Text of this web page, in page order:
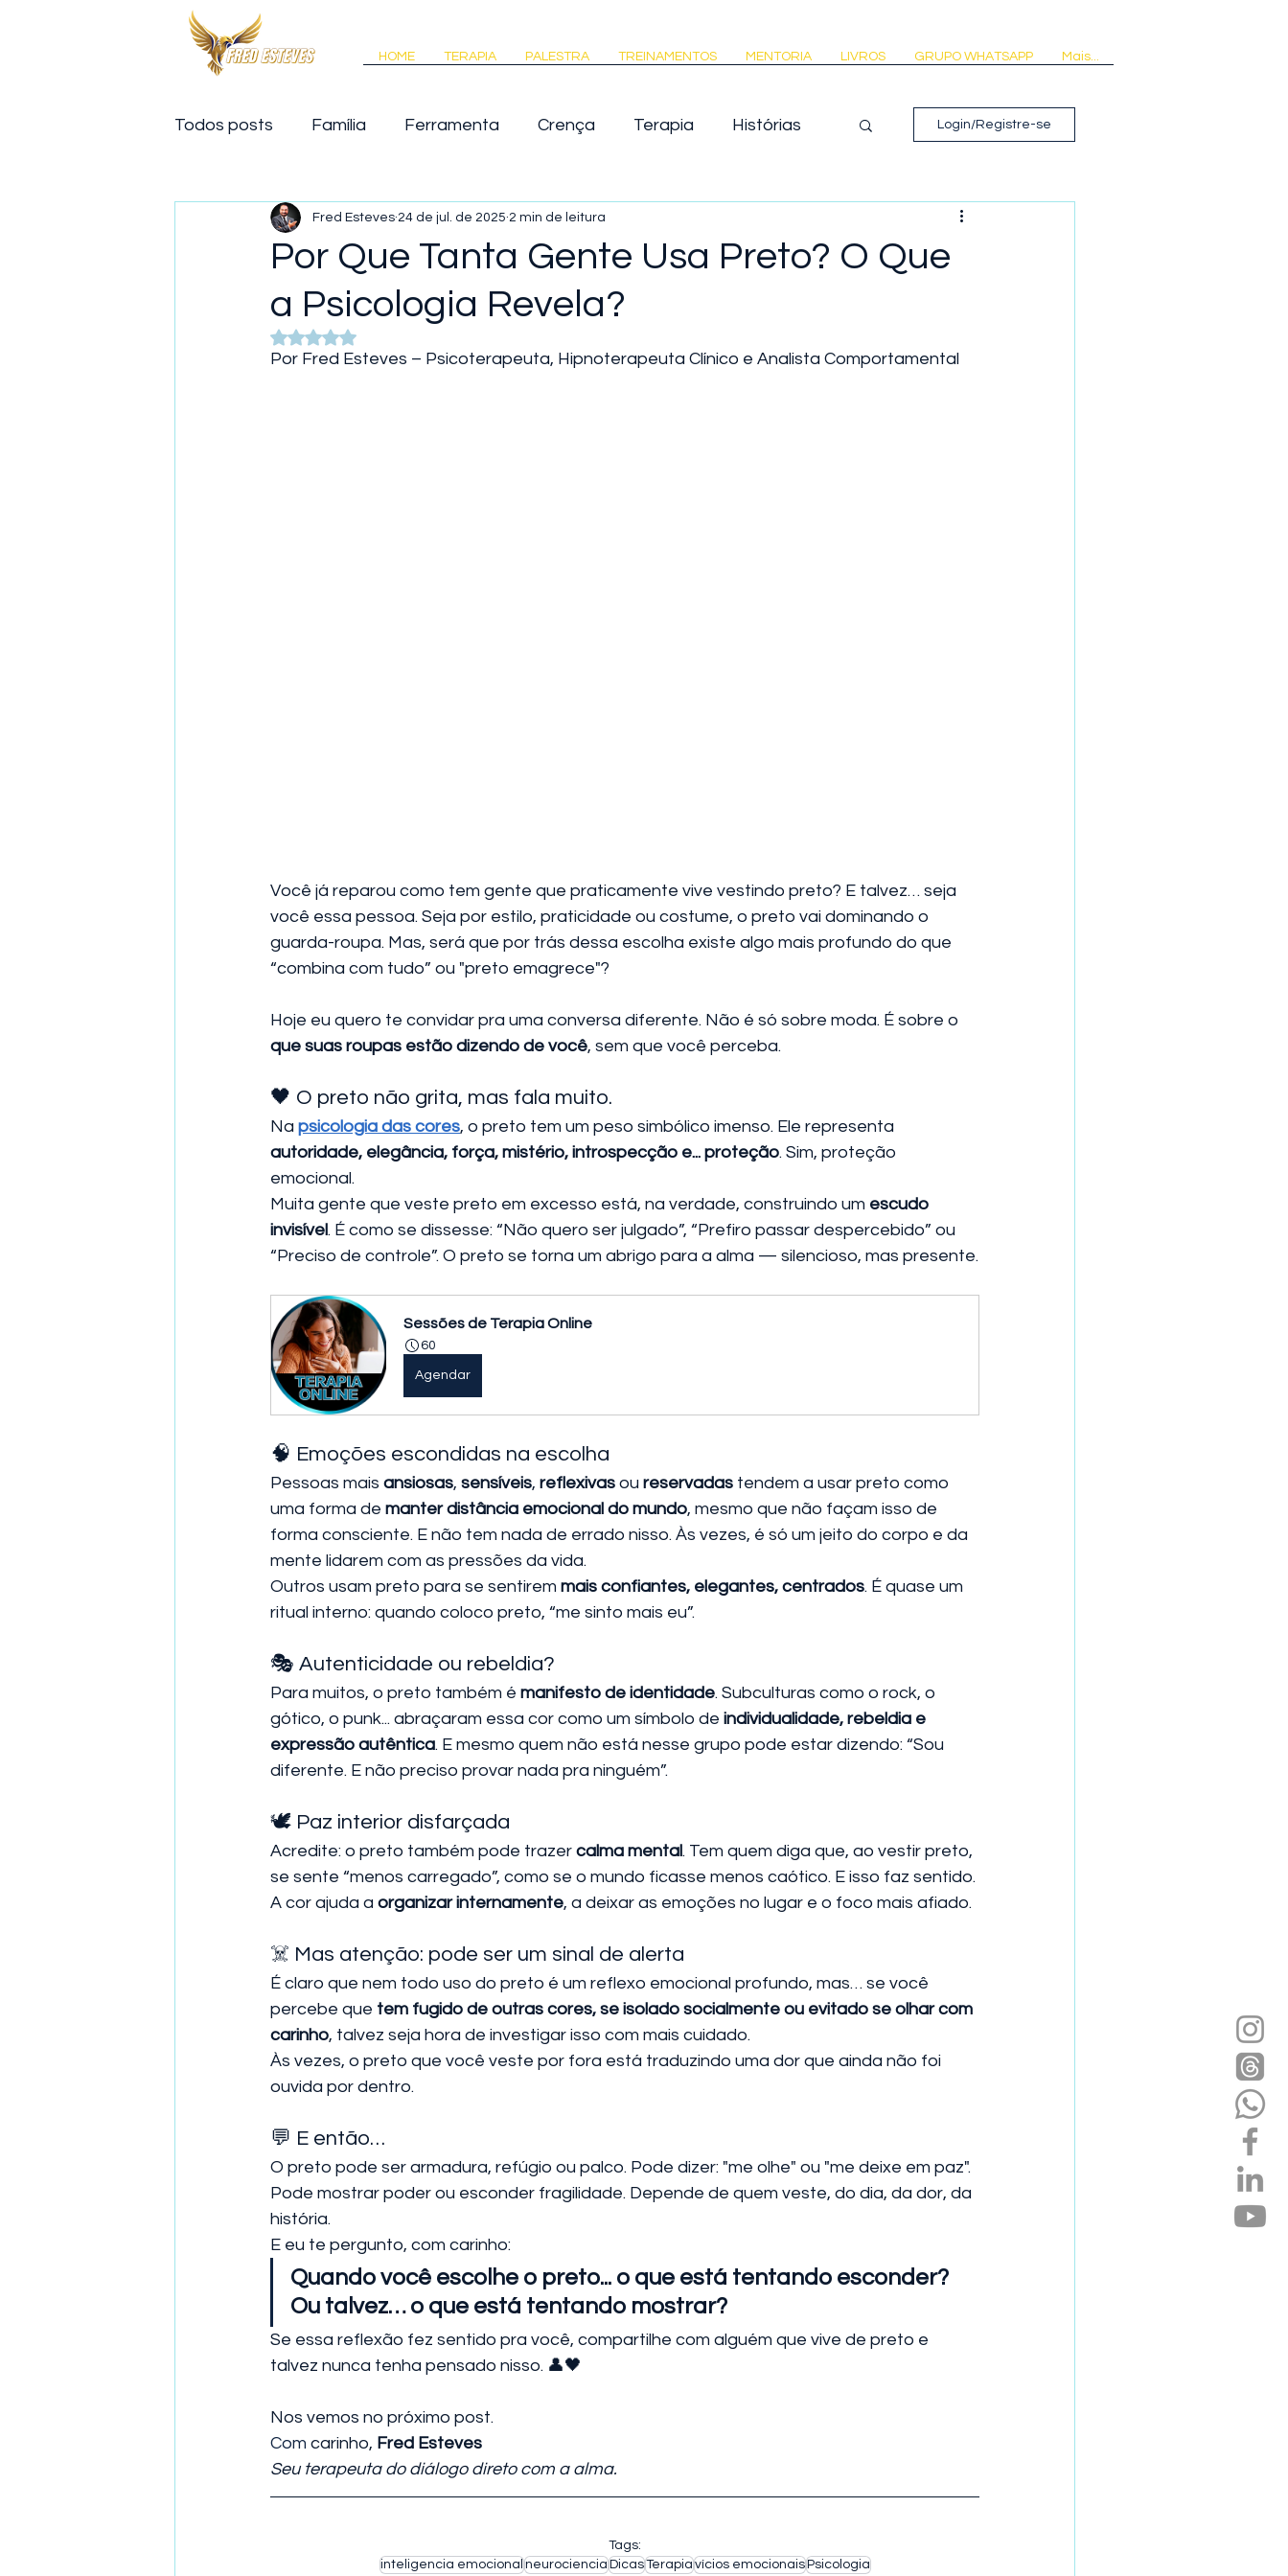
HOME TERAPIA PALESTRA TREINAMENTOS MENTORIA LIVROS GRUPO WHATSAPP Mais...
Todos posts Família Ferramenta Crença Terapia Histórias
Motivação Palestra Venda Empresa
Login/Registre-se
Por Que Tanta Gente Usa Preto? O Que
a Psicologia Revela?
Fred Esteves 24 de jul. de 2025 2 min de leitura
Avaliado com NaN de 5 estrelas.
Por Fred Esteves – Psicoterapeuta, Hipnoterapeuta Clínico e Analista Comportamental
Você já reparou como tem gente que praticamente vive vestindo preto? E talvez… seja
você essa pessoa. Seja por estilo, praticidade ou costume, o preto vai dominando o
guarda-roupa. Mas, será que por trás dessa escolha existe algo mais profundo do que
“combina com tudo” ou "preto emagrece"?
Hoje eu quero te convidar pra uma conversa diferente. Não é só sobre moda. É sobre o
que suas roupas estão dizendo de você, sem que você perceba.
🖤 O preto não grita, mas fala muito.
Na psicologia das cores, o preto tem um peso simbólico imenso. Ele representa
autoridade, elegância, força, mistério, introspecção e... proteção. Sim, proteção
emocional.
Muita gente que veste preto em excesso está, na verdade, construindo um escudo
invisível. É como se dissesse: “Não quero ser julgado”, “Prefiro passar despercebido” ou
“Preciso de controle”. O preto se torna um abrigo para a alma — silencioso, mas presente.
Sessões de Terapia Online
60
Agendar
🧠 Emoções escondidas na escolha
Pessoas mais ansiosas, sensíveis, reflexivas ou reservadas tendem a usar preto como
uma forma de manter distância emocional do mundo, mesmo que não façam isso de
forma consciente. E não tem nada de errado nisso. Às vezes, é só um jeito do corpo e da
mente lidarem com as pressões da vida.
Outros usam preto para se sentirem mais confiantes, elegantes, centrados. É quase um
ritual interno: quando coloco preto, “me sinto mais eu”.
🎭 Autenticidade ou rebeldia?
Para muitos, o preto também é manifesto de identidade. Subculturas como o rock, o
gótico, o punk... abraçaram essa cor como um símbolo de individualidade, rebeldia e
expressão autêntica. E mesmo quem não está nesse grupo pode estar dizendo: “Sou
diferente. E não preciso provar nada pra ninguém”.
🕊️ Paz interior disfarçada
Acredite: o preto também pode trazer calma mental. Tem quem diga que, ao vestir preto,
se sente “menos carregado”, como se o mundo ficasse menos caótico. E isso faz sentido.
A cor ajuda a organizar internamente, a deixar as emoções no lugar e o foco mais afiado.
☠️ Mas atenção: pode ser um sinal de alerta
É claro que nem todo uso do preto é um reflexo emocional profundo, mas… se você
percebe que tem fugido de outras cores, se isolado socialmente ou evitado se olhar com
carinho, talvez seja hora de investigar isso com mais cuidado.
Às vezes, o preto que você veste por fora está traduzindo uma dor que ainda não foi
ouvida por dentro.
💬 E então…
O preto pode ser armadura, refúgio ou palco. Pode dizer: "me olhe" ou "me deixe em paz".
Pode mostrar poder ou esconder fragilidade. Depende de quem veste, do dia, da dor, da
história.
E eu te pergunto, com carinho:
Quando você escolhe o preto... o que está tentando esconder?
Ou talvez… o que está tentando mostrar?
Se essa reflexão fez sentido pra você, compartilhe com alguém que vive de preto e
talvez nunca tenha pensado nisso. 👤🖤
Nos vemos no próximo post.
Com carinho, Fred Esteves
Seu terapeuta do diálogo direto com a alma.
Tags:
inteligencia emocionalneurocienciaDicasTerapiavícios emocionaisPsicologia